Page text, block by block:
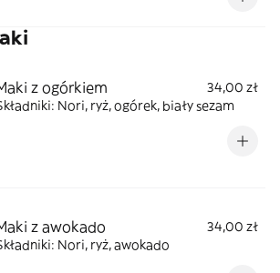
z ogórkiem
34,00 zł
Nori, ryż, ogórek, biały sezam
z awokado
34,00 zł
Nori, ryż, awokado